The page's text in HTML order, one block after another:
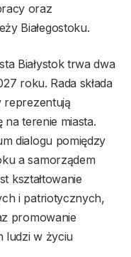
oraz
Białegostoku.
Białystok trwa dwa
roku. Rada składa
reprezentują
na terenie miasta.
dialogu pomiędzy
a samorządem
kształtowanie
i patriotycznych,
promowanie
ludzi w życiu